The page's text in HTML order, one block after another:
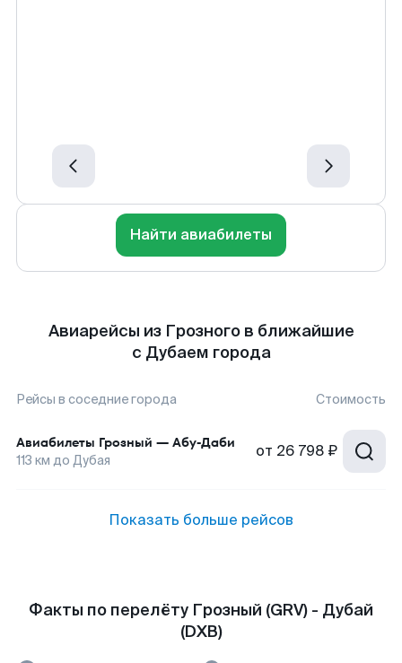
Найти авиабилеты
Авиарейсы из Грозного в ближайшие
с Дубаем города
Рейсы в соседние города Стоимость
Авиабилеты Грозный — Абу-Даби
113 км до Дубая от 26 798 ₽
Показать больше рейсов
Факты по перелёту Грозный (GRV) - Дубай
(DXB)